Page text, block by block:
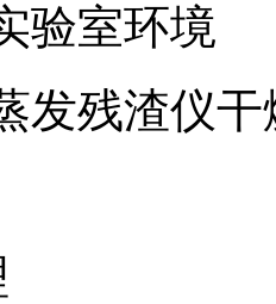
验室环境
发残渣仪